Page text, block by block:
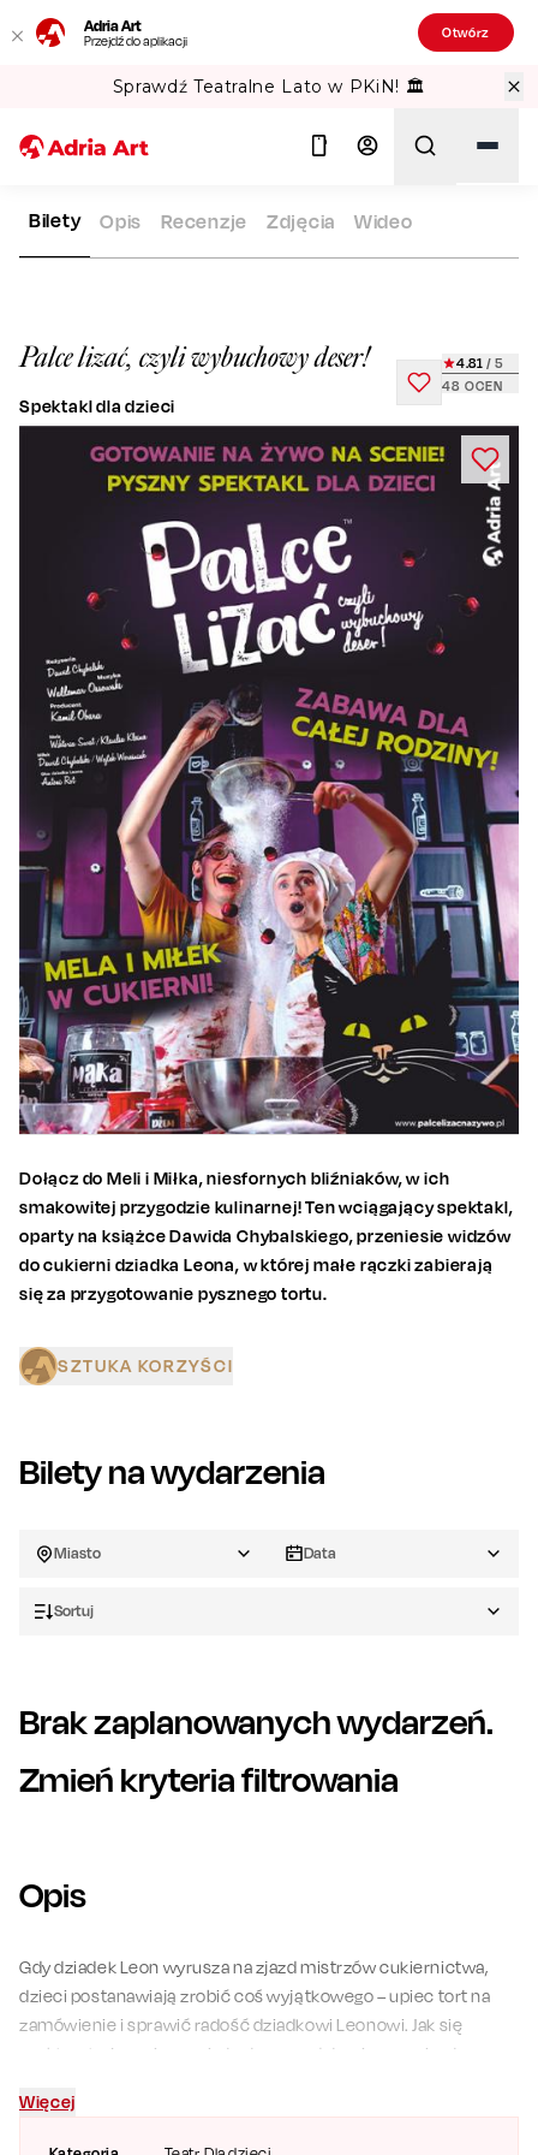
Adria Art
Przejdź do aplikacji Otwórz
Sprawdź Teatralne Lato w PKiN! 🏛️
ADRIA ART REPERTUAR PALCE LIZAĆ, CZYLI WYBUCHOWY
Palce lizać, czyli wybuchowy deser!
Spektakl dla dzieci
48 OCEN
4.81 / 5
Bilety Opis Recenzje Zdjęcia Wideo
Dołącz do Meli i Miłka, niesfornych bliźniaków, w ich
smakowitej przygodzie kulinarnej! Ten wciągający spektakl,
oparty na książce Dawida Chybalskiego, przeniesie widzów
do cukierni dziadka Leona, w której małe rączki zabierają
się za przygotowanie pysznego tortu.
SZTUKA KORZYŚCI
Bilety na wydarzenia
Miasto Data
Sortuj
Brak zaplanowanych wydarzeń.
Zmień kryteria filtrowania
Opis
Gdy dziadek Leon wyrusza na zjazd mistrzów cukiernictwa,
dzieci postanawiają zrobić coś wyjątkowego – upiec tort na
zamówienie i sprawić radość dziadkowi Leonowi. Jak się
szybko okaże, upieczenie tortu na podstawie przepisu to
za dobrze czytać… Czy wszystko się powiedzie i będzie palce
Więcej